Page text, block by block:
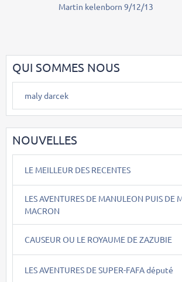
Martin kelenborn 9/12/13
QUI SOMMES NOUS
maly darcek
NOUVELLES
LE MEILLEUR DES RECENTES
LES AVENTURES DE MANULEON PUIS DE
MACRON
CAUSEUR OU LE ROYAUME DE ZAZUBIE
LES AVENTURES DE SUPER-FAFA député